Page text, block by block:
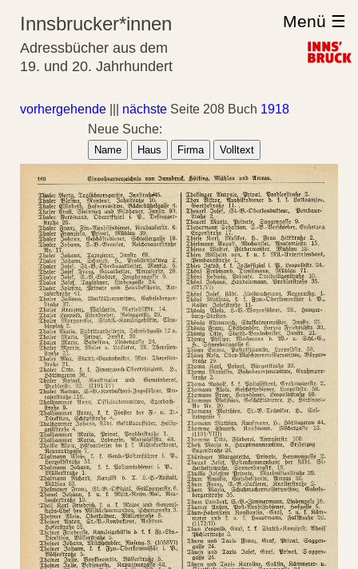
Innsbrucker*innen
Adressbücher aus dem
19. und 20. Jahrhundert
Menü ☰
vorhergehende nächste Seite 208 Buch 1918
Neue Suche:
Name Haus Firma Volltext